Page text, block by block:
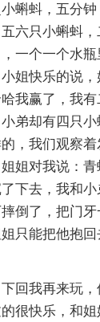
蝌蚪，五分
六只小蝌蚪
一个一个水
姐快乐的说
我赢了，我
弟却有四只
，我们观察
姐对我说：
下去，我和
倒了，把门
只能把他抱
回我再来玩
很快乐，和